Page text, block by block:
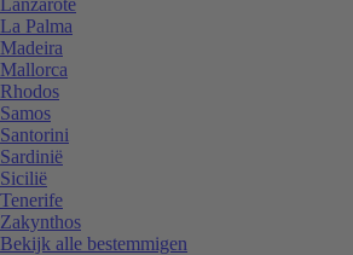
La Palma
Madeira
Mallorca
Rhodos
Samos
Santorini
Sardinië
Sicilië
Tenerife
Zakynthos
Bekijk alle bestemmigen